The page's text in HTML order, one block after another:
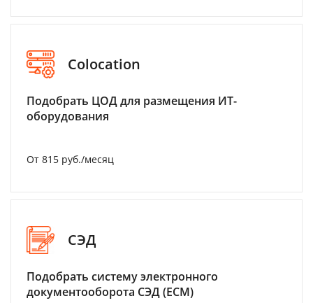
Colocation
Подобрать ЦОД для размещения ИТ-
оборудования
От 815 руб./месяц
СЭД
Подобрать систему электронного
документооборота СЭД (ECM)